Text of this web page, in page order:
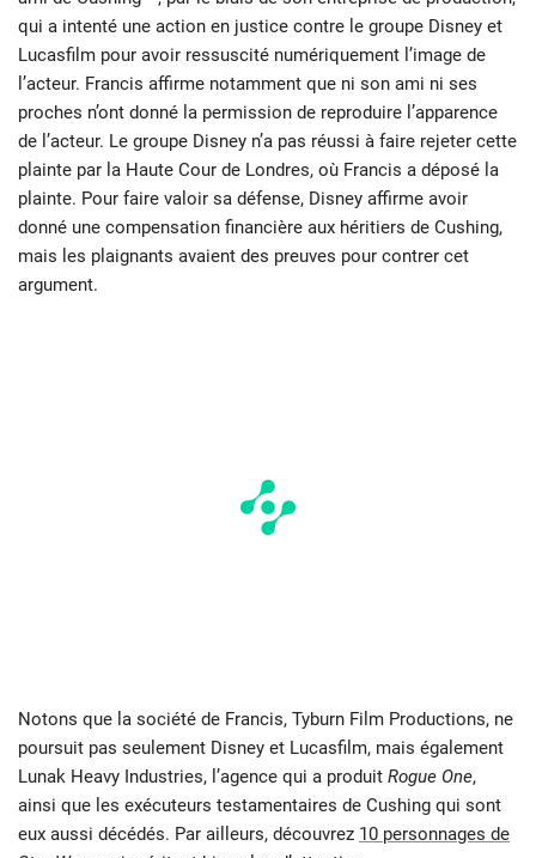
qui a intenté une action en justice contre le groupe Disney et
Lucasfilm pour avoir ressuscité numériquement l’image de
l’acteur. Francis affirme notamment que ni son ami ni ses
proches n’ont donné la permission de reproduire l’apparence
de l’acteur. Le groupe Disney n’a pas réussi à faire rejeter cette
plainte par la Haute Cour de Londres, où Francis a déposé la
plainte. Pour faire valoir sa défense, Disney affirme avoir
donné une compensation financière aux héritiers de Cushing,
mais les plaignants avaient des preuves pour contrer cet
argument.
Notons que la société de Francis, Tyburn Film Productions, ne
poursuit pas seulement Disney et Lucasfilm, mais également
Lunak Heavy Industries, l’agence qui a produit Rogue One,
ainsi que les exécuteurs testamentaires de Cushing qui sont
eux aussi décédés. Par ailleurs, découvrez 10 personnages de